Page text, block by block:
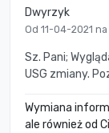
Dwyrzyk
Od 11-04-2021
Sz. Pani;
USG zmiany.
Wymiana
ale również od